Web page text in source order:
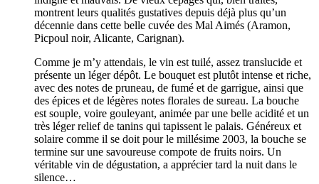
montrent leurs qualités gustatives depuis déjà plus qu’un
décennie dans cette belle cuvée des Mal Aimés (Aramon,
Picpoul noir, Alicante, Carignan).
Comme je m’y attendais, le vin est tuilé, assez translucide et
présente un léger dépôt. Le bouquet est plutôt intense et riche,
avec des notes de pruneau, de fumé et de garrigue, ainsi que
des épices et de légères notes florales de sureau. La bouche
est souple, voire gouleyant, animée par une belle acidité et un
très léger relief de tanins qui tapissent le palais. Généreux et
solaire comme il se doit pour le millésime 2003, la bouche se
termine sur une savoureuse compote de fruits noirs. Un
véritable vin de dégustation, a apprécier tard la nuit dans le
silence…